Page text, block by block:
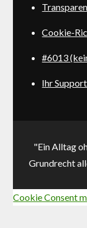
Cookie-
#6013
Ihr Support
"Ein Alltag
Grundrecht
Cookie Consent